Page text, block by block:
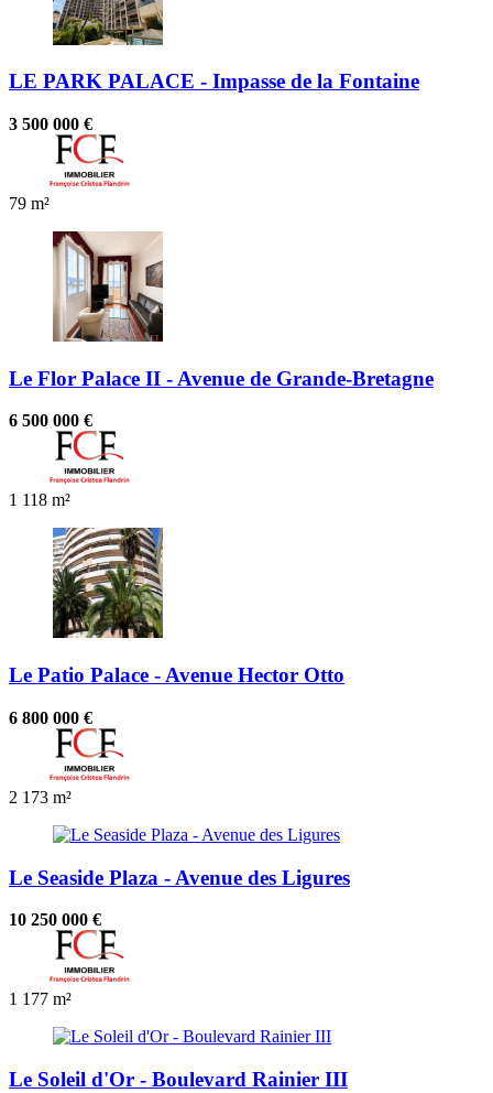
LE PARK PALACE - Impasse de la Fontaine
3 500 000 €
79 m²
Le Flor Palace II - Avenue de Grande-Bretagne
6 500 000 €
1 118 m²
Le Patio Palace - Avenue Hector Otto
6 800 000 €
2 173 m²
Le Seaside Plaza - Avenue des Ligures
10 250 000 €
1 177 m²
Le Soleil d'Or - Boulevard Rainier III